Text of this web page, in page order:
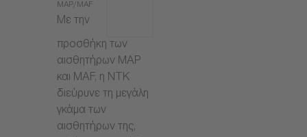
MAP/MAF
Με την
προσθήκη των
αισθητήρων MAP
και MAF, η NTK
διεύρυνε τη μεγάλη
γκάμα των
αισθητήρων της,